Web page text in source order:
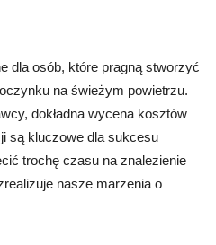
dla osób, które pragną stworzyć
na świeżym powietrzu.
dokładna wycena kosztów
są kluczowe dla sukcesu
trochę czasu na znalezienie
nasze marzenia o